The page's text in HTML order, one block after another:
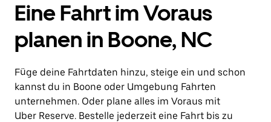
Eine Fahrt im Voraus
planen in Boone, NC
Füge deine Fahrtdaten hinzu, steige ein und schon
kannst du in Boone oder Umgebung Fahrten
unternehmen. Oder plane alles im Voraus mit
Uber Reserve. Bestelle jederzeit eine Fahrt bis zu